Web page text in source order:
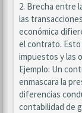
2. Brecha entre
las
económica
el contrato. Esto
impuestos y las
Ejemplo: Un
enmascara la
diferencias
contabilidad de